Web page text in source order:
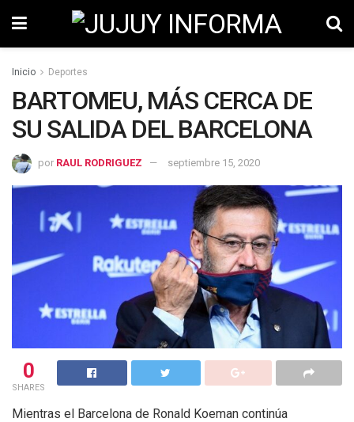
Inicio Deportes
BARTOMEU, MÁS CERCA DE
SU SALIDA DEL BARCELONA
por RAUL RODRIGUEZ septiembre 15, 2020
0
SHARES
Mientras el Barcelona de Ronald Koeman continúa